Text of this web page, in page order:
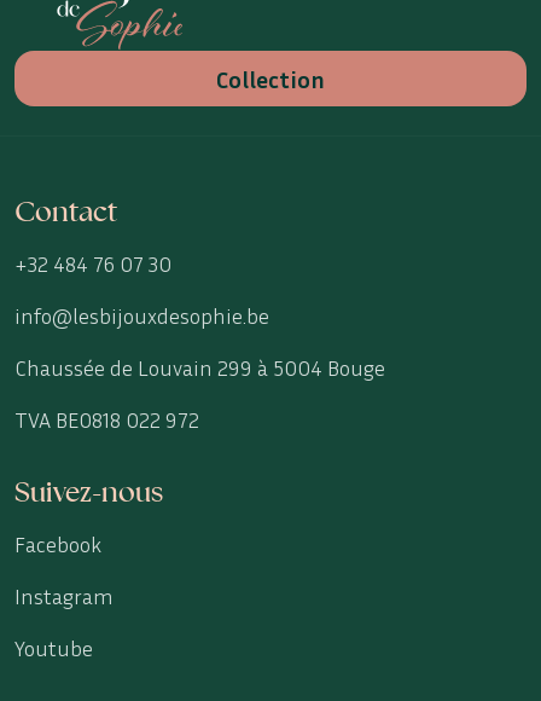
Collection
Contact
+32 484 76 07 30
info@lesbijouxdesophie.be
Chaussée de Louvain 299 à 5004 Bouge
TVA BE0818 022 972
Suivez-nous
Facebook
Instagram
Youtube